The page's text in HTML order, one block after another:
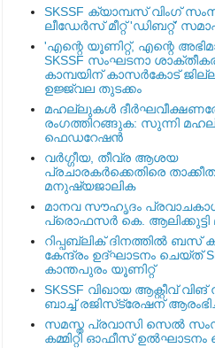
SKSSF ക്യാമ്പസ് വിംഗ്
ലീഡേർസ് മീറ്റ് 'ഡിബറ്റ്'
'എന്റെ യൂണിറ്റ്, എന്റെ
SKSSF സംഘടനാ
കാമ്പയിന് കാസര്‍കോട്
ഉജ്ജ്വല തുടക്കം
മഹല്ലുകള്‍
രംഗത്തിറങ്ങുക: സുന്നി
ഫെഡറേഷന്‍
വര്‍ഗ്ഗീയ, തീവ്ര ആശയ
പ്രചാരകര്‍ക്കെതിരെ
മനുഷ്യജാലിക
മാനവ സൗഹൃദം
പ്രൊഫസർ കെ. ആലിക്കുട്ടി
റിപ്പബ്ലിക് ദിനത്തില്‍ ബസ്
കേന്ദ്രം ഉദ്ഘാടനം ചെയ്ത്‌
കാന്തപുരം യൂണിറ്റ്
SKSSF വിഖായ ആക്റ്റീവ് വിങ്
ബാച്ച് രജിസ്‌ട്രേഷന്
സമസ്ത പ്രവാസി സെല്‍
കമ്മിറ്റി ഓഫീസ്